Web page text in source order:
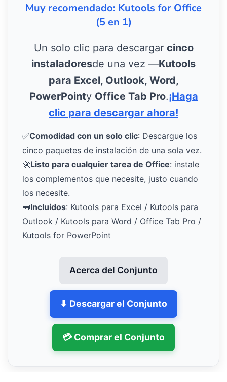
Muy recomendado: Kutools for Office
(5 en 1)
Un solo clic para descargar cinco
instaladoresde una vez —Kutools
para Excel, Outlook, Word,
PowerPointy Office Tab Pro.¡Haga
clic para descargar ahora!
✅Comodidad con un solo clic: Descargue los
cinco paquetes de instalación de una sola vez.
🚀Listo para cualquier tarea de Office: instale
los complementos que necesite, justo cuando
los necesite.
🧰Incluidos: Kutools para Excel / Kutools para
Outlook / Kutools para Word / Office Tab Pro /
Kutools for PowerPoint
Acerca del Conjunto
⬇ Descargar el Conjunto
💳 Comprar el Conjunto